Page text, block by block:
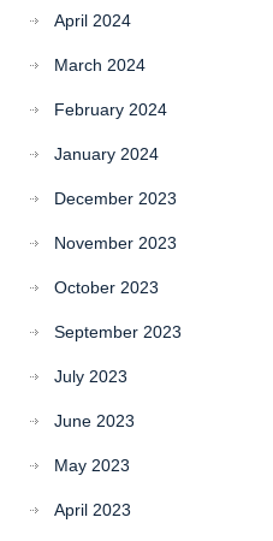
April 2024
March 2024
February 2024
January 2024
December 2023
November 2023
October 2023
September 2023
July 2023
June 2023
May 2023
April 2023